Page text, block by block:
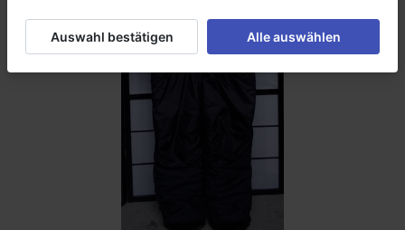
Auswahl bestätigen Alle auswählen